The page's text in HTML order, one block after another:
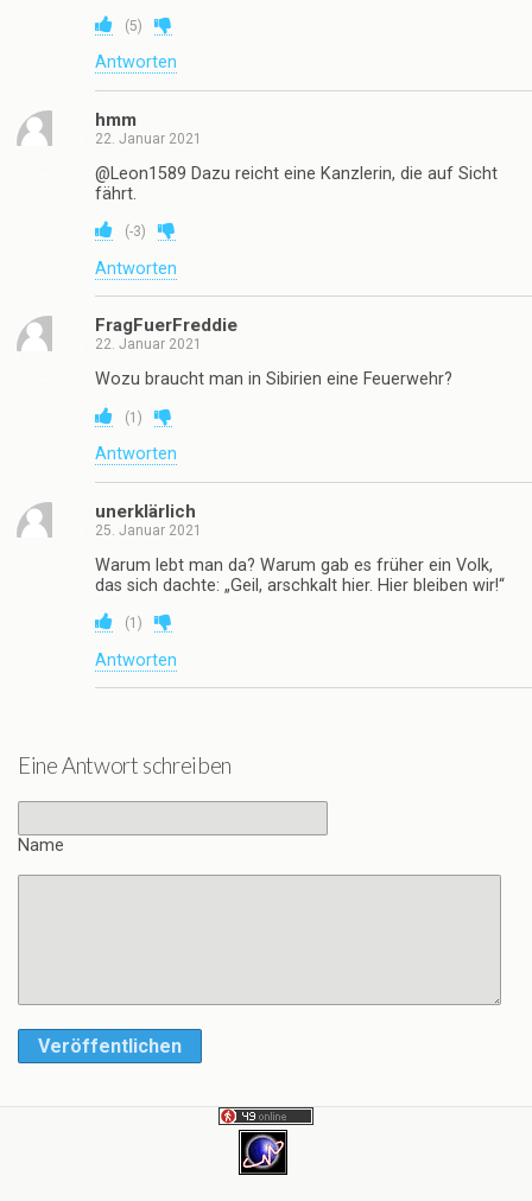
(5)
Antworten
hmm
22. Januar 2021
@Leon1589 Dazu reicht eine Kanzlerin, die auf Sicht
fährt.
(-3)
Antworten
FragFuerFreddie
22. Januar 2021
Wozu braucht man in Sibirien eine Feuerwehr?
(1 )
Antworten
unerklärlich
25. Januar 2021
Warum lebt man da? Warum gab es früher ein Volk,
das sich dachte: „Geil, arschkalt hier. Hier bleiben wir!“
(1 )
Antworten
Eine Antwort schreiben
Name
Veröffentlichen